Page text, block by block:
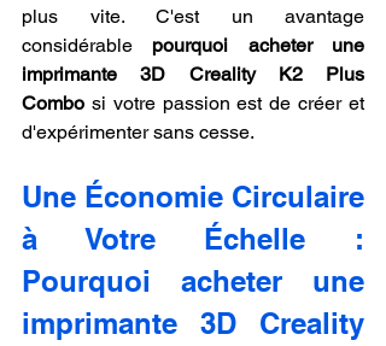
plus vite. C'est un avantage
considérable pourquoi acheter une
imprimante 3D Creality K2 Plus
Combo si votre passion est de créer et
d'expérimenter sans cesse.
Une Économie Circulaire
à Votre Échelle :
Pourquoi acheter une
imprimante 3D Creality